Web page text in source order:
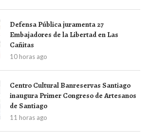
Defensa Pública juramenta 27
Embajadores de la Libertad en Las
Cañitas
10 horas ago
Centro Cultural Banreservas Santiago
inaugura Primer Congreso de Artesanos
de Santiago
11 horas ago